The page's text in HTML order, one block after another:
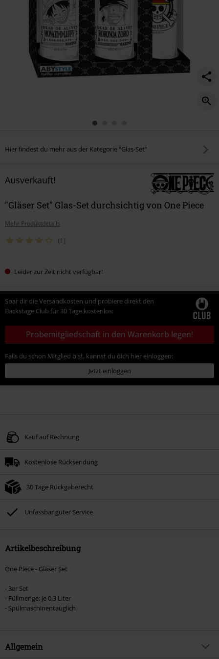
Hier findest du mehr aus der Kategorie "Glas-Set"
Ausverkauft!
"Gläser Set" Glas-Set durchsichtig von One Piece
Mehr Produktdetails
(1)
Leider zur Zeit nicht verfügbar!
Spar dir die Versandkosten und probiere direkt den
Backstage Club für 30 Tage kostenlos:
Probemitgliedschaft in den Warenkorb legen!
Falls du schon Mitglied bist, kannst du dich hier einloggen:
Jetzt einloggen
Kauf auf Rechnung
Kostenlose Rücksendung
30 Tage Rückgaberecht
Unfassbar guter Service
Artikelbeschreibung
One Piece - Gläser Set
- 3er Set
- Füllmenge: je 0,3 Liter
- Spülmaschinentauglich
Allgemein